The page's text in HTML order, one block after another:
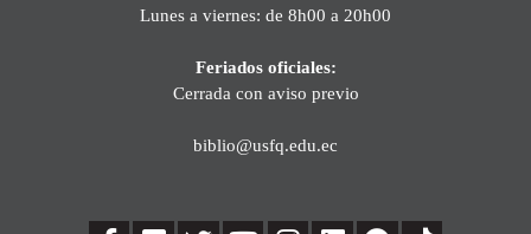
Lunes a viernes: de 8h00 a 20h00
Feriados oficiales:
Cerrada con aviso previo
biblio@usfq.edu.ec